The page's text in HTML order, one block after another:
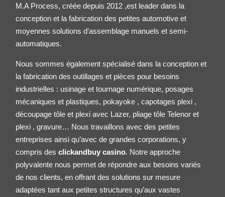
M.A Process, créée depuis 2012 ,est leader dans la
conception et la fabrication des petitesautomotive et
moyennes solutions d’assemblage manuels et semi-
automatiques.
Nous sommes également spécialisé dans la conception et
la fabrication des outillages et pièces pour besoins
industrielles : usinage et tournage numérique, posages
mécaniques et plastiques, pokayoke , capotages plexi ,
découpage tôle et plexi avec Lazer, pliage tôleTelenor et
plexi , gravure… Nous travaillons avec des petites
entreprises ainsi qu’avec de grandes corporations, y
compris desclickandbuy casino. Notre approche
polyvalente nous permet de répondre aux besoins variés
de nos clients, en offrant des solutions sur mesure
adaptées tant aux petites structures qu’aux vastes